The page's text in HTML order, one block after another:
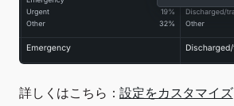
詳しくはこちら：設定をカスタマイズ